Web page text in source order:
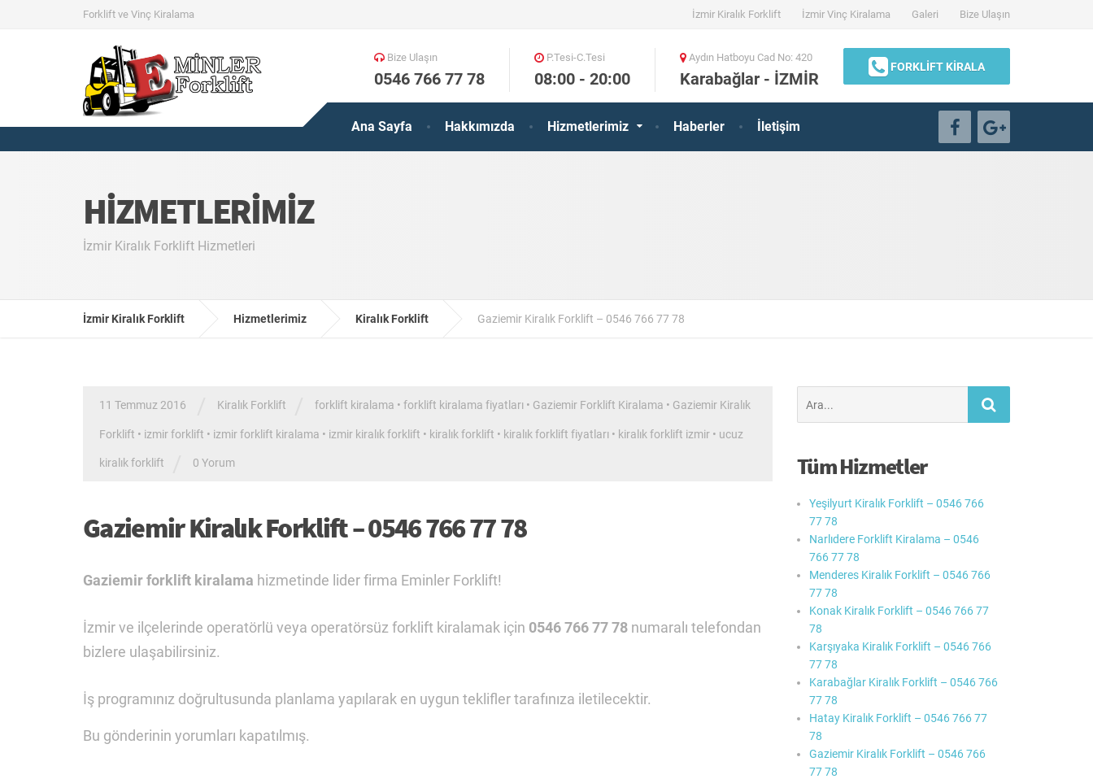
Forklift ve Vinç Kiralama İzmir Kiralık Forklift İzmir Vinç Kiralama Galeri Bize Ulaşın
Ana Sayfa Hakkımızda Hizmetlerimiz Haberler İletişim
Bize Ulaşın
0546 766 77 78
P.Tesi-C.Tesi
08:00 - 20:00
Aydın Hatboyu Cad No: 420
Karabağlar - İZMİR
FORKLİFT KİRALA
HIZMETLERIMIZ
İzmir Kiralık Forklift Hizmetleri
İzmir Kiralık Forklift Hizmetlerimiz Kiralık Forklift Gaziemir Kiralık Forklift – 0546 766 77 78
11 Temmuz 2016 Kiralık Forklift forklift kiralama • forklift kiralama fiyatları • Gaziemir Forklift Kiralama • Gaziemir Kiralık
Forklift • izmir forklift • izmir forklift kiralama • izmir kiralık forklift • kiralık forklift • kiralık forklift fiyatları • kiralık forklift izmir • ucuz
kiralık forklift 0 Yorum
Gaziemir Kiralık Forklift – 0546 766 77 78
Gaziemir forklift kiralama hizmetinde lider firma Eminler Forklift!
İzmir ve ilçelerinde operatörlü veya operatörsüz forklift kiralamak için 0546 766 77 78 numaralı telefondan
bizlere ulaşabilirsiniz.
İş programınız doğrultusunda planlama yapılarak en uygun teklifler tarafınıza iletilecektir.
Bu gönderinin yorumları kapatılmış.
ara:
Tüm Hizmetler
Yeşilyurt Kiralık Forklift – 0546 766
77 78
Narlıdere Forklift Kiralama – 0546
766 77 78
Menderes Kiralık Forklift – 0546 766
77 78
Konak Kiralık Forklift – 0546 766 77
78
Karşıyaka Kiralık Forklift – 0546 766
77 78
Karabağlar Kiralık Forklift – 0546 766
77 78
Hatay Kiralık Forklift – 0546 766 77
78
Gaziemir Kiralık Forklift – 0546 766
77 78